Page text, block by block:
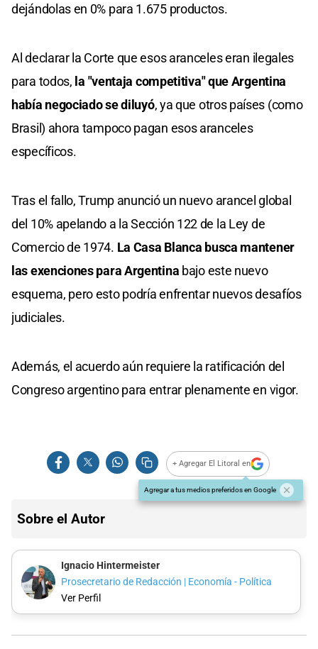
dejándolas en 0% para 1.675 productos.
Al declarar la Corte que esos aranceles eran ilegales
para todos, la "ventaja competitiva" que Argentina
había negociado se diluyó, ya que otros países (como
Brasil) ahora tampoco pagan esos aranceles
específicos.
Tras el fallo, Trump anunció un nuevo arancel global
del 10% apelando a la Sección 122 de la Ley de
Comercio de 1974. La Casa Blanca busca mantener
las exenciones para Argentina bajo este nuevo
esquema, pero esto podría enfrentar nuevos desafíos
judiciales.
Además, el acuerdo aún requiere la ratificación del
Congreso argentino para entrar plenamente en vigor.
+ Agregar El Litoral en
Agregar a tus medios preferidos en Google
Sobre el Autor
Ignacio Hintermeister
Prosecretario de Redacción | Economía - Política
Ver Perfil